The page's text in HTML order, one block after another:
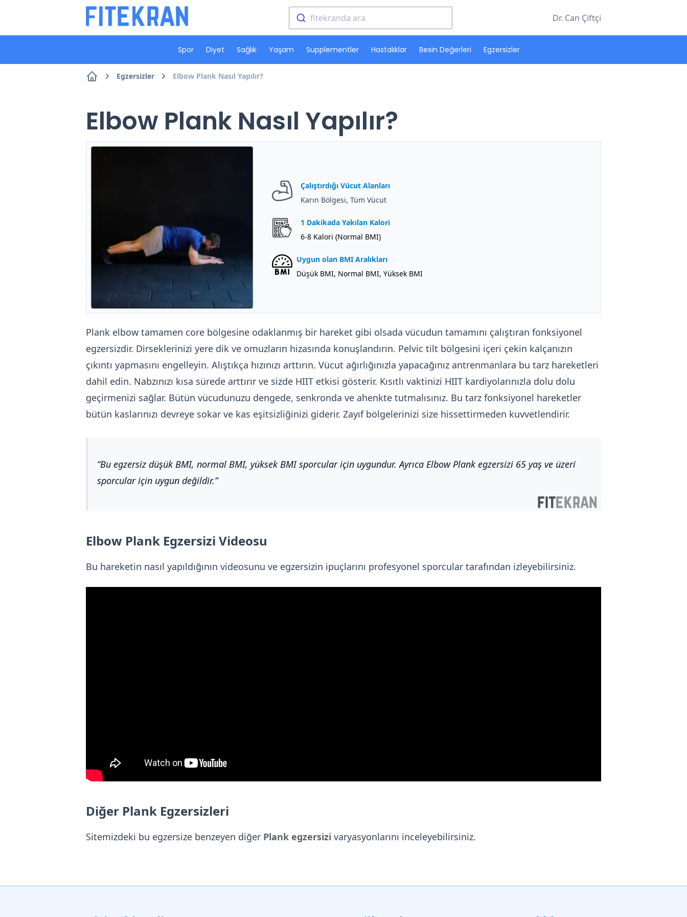
fitekranda ara Dr. Can Çiftçi
Spor Diyet Sağlık Yaşam Supplementler Hastalıklar Besin Değerleri Egzersizler
Egzersizler Elbow Plank Nasıl Yapılır?
Elbow Plank Nasıl Yapılır?
Çalıştırdığı Vücut Alanları
Karın Bölgesi, Tüm Vücut
1 Dakikada Yakılan Kalori
6-8 Kalori (Normal BMI)
Uygun olan BMI Aralıkları
Düşük BMI, Normal BMI, Yüksek BMI
Plank elbow tamamen core bölgesine odaklanmış bir hareket gibi olsada vücudun tamamını çalıştıran fonksiyonel
egzersizdir. Dirseklerinizi yere dik ve omuzların hizasında konuşlandırın. Pelvic tilt bölgesini içeri çekin kalçanızın
çıkıntı yapmasını engelleyin. Alıştıkça hızınızı arttırın. Vücut ağırlığınızla yapacağınız antrenmanlara bu tarz hareketleri
dahil edin. Nabzınızı kısa sürede arttırır ve sizde HIIT etkisi gösterir. Kısıtlı vaktinizi HIIT kardiyolarınızla dolu dolu
geçirmenizi sağlar. Bütün vücudunuzu dengede, senkronda ve ahenkte tutmalısınız. Bu tarz fonksiyonel hareketler
bütün kaslarınızı devreye sokar ve kas eşitsizliğinizi giderir. Zayıf bölgelerinizi size hissettirmeden kuvvetlendirir.
Bu egzersiz düşük BMI, normal BMI, yüksek BMI sporcular için uygundur. Ayrıca Elbow Plank egzersizi 65 yaş ve üzeri
sporcular için uygun değildir.
Elbow Plank Egzersizi Videosu
Bu hareketin nasıl yapıldığının videosunu ve egzersizin ipuçlarını profesyonel sporcular tarafından izleyebilirsiniz.
Diğer Plank Egzersizleri
Sitemizdeki bu egzersize benzeyen diğer Plank egzersizi varyasyonlarını inceleyebilirsiniz.